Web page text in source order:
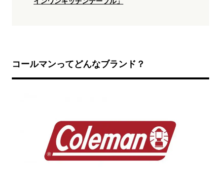
コールマンってどんなブランド？